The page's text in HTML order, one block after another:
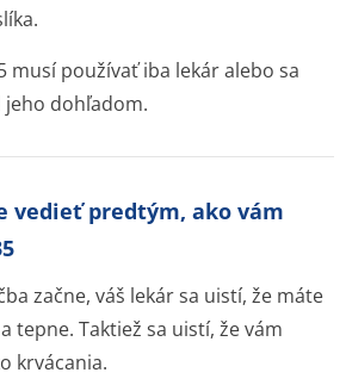
musí používať iba lekár alebo sa
dohľadom.
vedieť predtým, ako vám
začne, váš lekár sa uistí, že máte
tepne. Taktiež sa uistí, že vám
krvácania.